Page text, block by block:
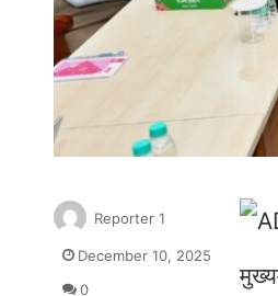
Reporter 1
December 10, 2025
0